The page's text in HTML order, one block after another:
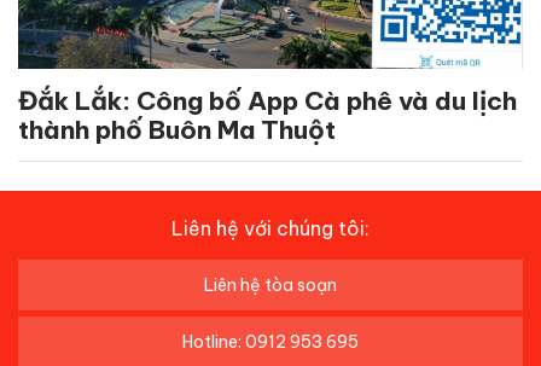
Đắk Lắk: Công bố App Cà phê và du lịch
thành phố Buôn Ma Thuột
Liên hệ với chúng tôi:
Liên hệ tòa soạn
Hotline: 0912 953 695